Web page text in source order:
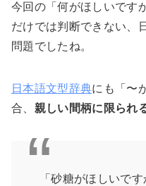
今回の「何がほしいです
だけでは判断できない、
問題でしたね。
日本語文型辞典にも「〜
合、 親しい間柄に限られ
「砂糖がほしいで